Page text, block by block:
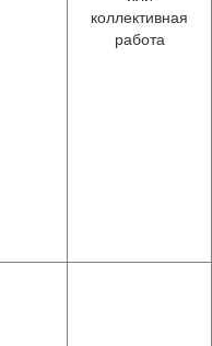
коллективная
работа